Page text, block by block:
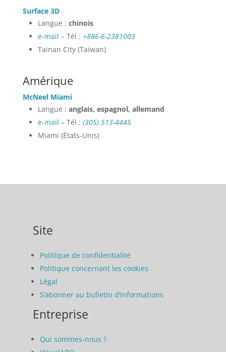
Surface 3D
Langue : chinois
e-mail – Tél : +886-6-2381003
Tainan City (Taiwan)
Amérique
McNeel Miami
Langue : anglais, espagnol, allemand
e-mail – Tél : (305) 513-4445
Miami (États-Unis)
Site
Politique de confidentialité
Politique concernant les cookies
Légal
S’abonner au bulletin d’informations
Entreprise
Qui sommes-nous ?